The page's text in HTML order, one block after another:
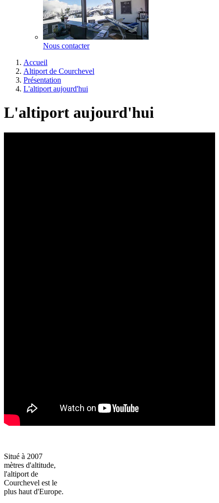
Nous contacter
Accueil
Altiport de Courchevel
Présentation
L'altiport aujourd'hui
L'altiport aujourd'hui
Situé à 2007
mètres d'altitude,
l'altiport de
Courchevel est le
plus haut d'Europe.